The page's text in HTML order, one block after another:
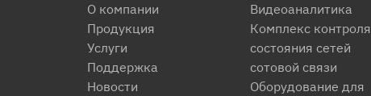
О компании
Продукция
Услуги
Поддержка
Новости
Видеоаналитика
Комплекс контроля
состояния сетей
сотовой связи
Оборудование для